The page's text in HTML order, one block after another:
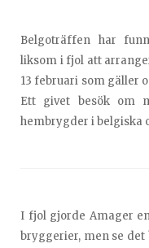
Belgoträffen har
liksom i fjol att
13 februari som gäller
Ett givet besök om
hembrygder i belgiska
I fjol gjorde Amager
bryggerier, men se det